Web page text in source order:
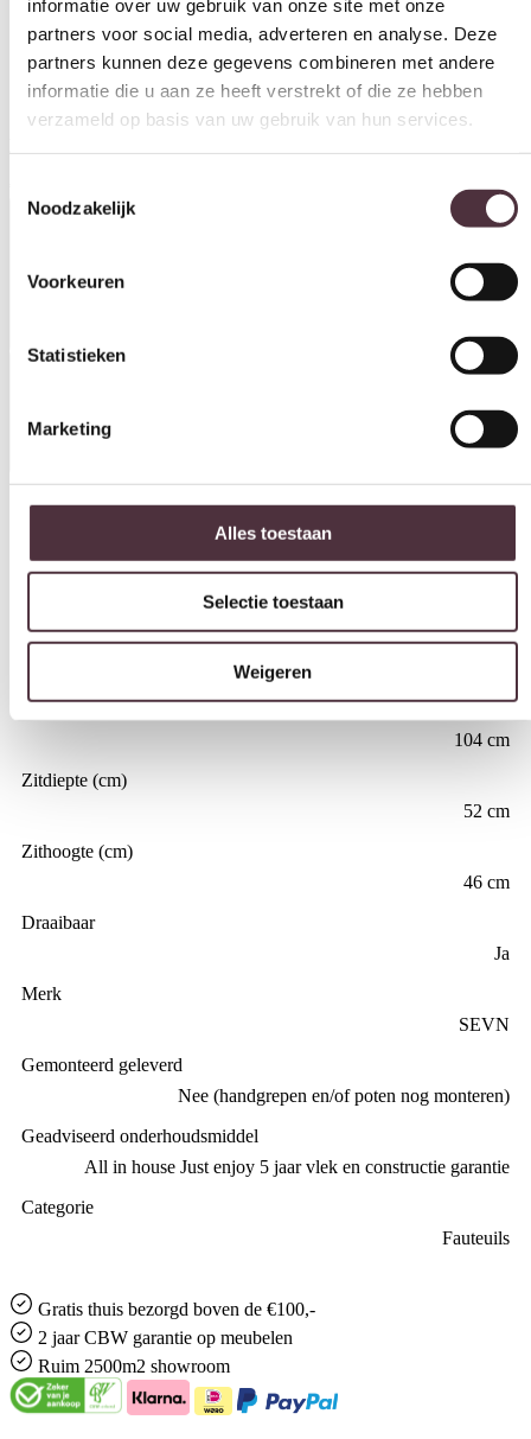
partners kunnen deze gegevens combineren met andere
informatie die u aan ze heeft verstrekt of die ze hebben
verzameld op basis van uw gebruik van hun services.
Toestemmingsselectie
Selectie toestaan
Weigeren
Productinformatie
Specificaties
Breedte (cm)
Diepte (cm)
Hoogte (cm)
104 cm
Zitdiepte (cm)
52 cm
Zithoogte (cm)
46 cm
Draaibaar
Ja
Merk
SEVN
Gemonteerd geleverd
Nee (handgrepen en/of poten nog monteren)
Geadviseerd onderhoudsmiddel
All in house Just enjoy 5 jaar vlek en constructie garantie
Categorie
Fauteuils
Gratis thuis bezorgd boven de €100,-
2 jaar CBW garantie op meubelen
Ruim 2500m2 showroom